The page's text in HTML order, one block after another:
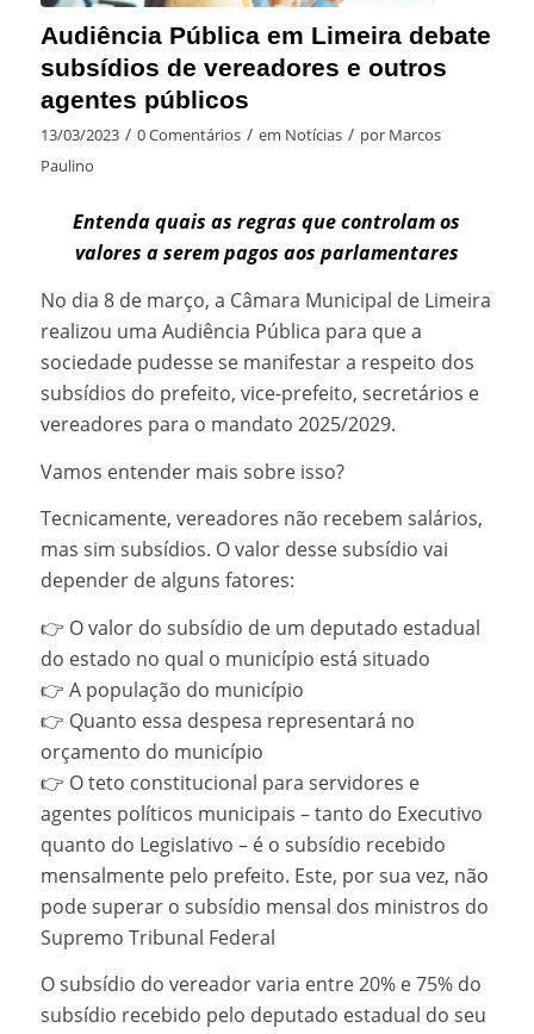
Audiência Pública em Limeira debate
subsídios de vereadores e outros
agentes públicos
13/03/2023 / 0 Comentários / em Notícias / por Marcos
Paulino
Entenda quais as regras que controlam os
valores a serem pagos aos parlamentares
No dia 8 de março, a Câmara Municipal de Limeira
realizou uma Audiência Pública para que a
sociedade pudesse se manifestar a respeito dos
subsídios do prefeito, vice-prefeito, secretários e
vereadores para o mandato 2025/2029.
Vamos entender mais sobre isso?
Tecnicamente, vereadores não recebem salários,
mas sim subsídios. O valor desse subsídio vai
depender de alguns fatores:
👉 O valor do subsídio de um deputado estadual
do estado no qual o município está situado
👉 A população do município
👉 Quanto essa despesa representará no
orçamento do município
👉 O teto constitucional para servidores e
agentes políticos municipais – tanto do Executivo
quanto do Legislativo – é o subsídio recebido
mensalmente pelo prefeito. Este, por sua vez, não
pode superar o subsídio mensal dos ministros do
Supremo Tribunal Federal
O subsídio do vereador varia entre 20% e 75% do
subsídio recebido pelo deputado estadual do seu